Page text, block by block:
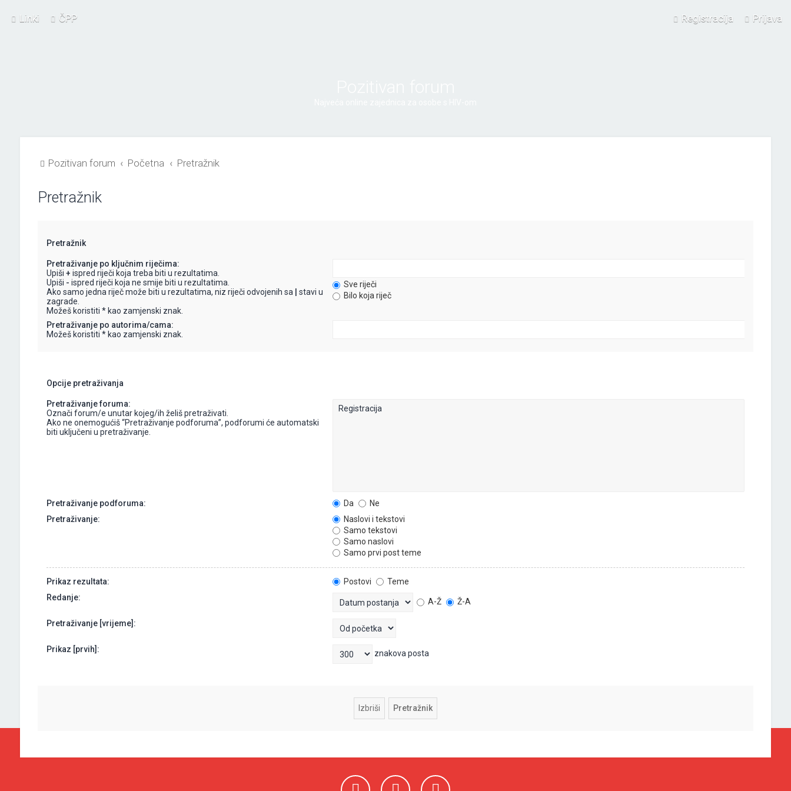
Linki ČPP Prijava
Registracija
Pozitivan forum Početna Pretražnik
Pretražnik
Pretražnik
Pretraživanje po ključnim riječima:
Upiši + ispred riječi koja treba biti u rezultatima.
Upiši - ispred riječi koja ne smije biti u rezultatima.
Ako samo jedna riječ može biti u rezultatima, niz riječi odvojenih sa
stavi u
zagrade.
Možeš koristiti * kao zamjenski znak.
Sve riječi
Bilo koja riječ
Pretraživanje po autorima/cama:
Možeš koristiti * kao zamjenski znak.
Opcije pretraživanja
Pretraživanje foruma:
Označi forum/e unutar kojeg/ih želiš pretraživati.
Ako ne onemogućiš “Pretraživanje podforuma”, podforumi će automatski
biti uključeni u pretraživanje.
Pretraživanje podforuma: Da
Ne
Pretraživanje:
Naslovi i tekstovi
Samo tekstovi
Samo naslovi
Samo prvi post teme
Prikaz rezultata: Postovi
Teme
Redanje:
A-Ž Ž-A
Pretraživanje [vrijeme]:
Prikaz [prvih]: znakova posta